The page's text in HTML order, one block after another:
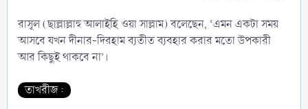
রাসূল (ছাল্লাল্লাহু আলাইহি ওয়া সাল্লাম) বলেছেন, ‘এমন একটা সময়
আসবে যখন দীনার-দিরহাম ব্যতীত ব্যবহার করার মতো উপকারী
আর কিছুই থাকবে না’।
তাখরীজ :